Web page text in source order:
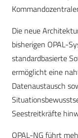
Die neue
bisherigen OPAL-
standardbasierte
ermöglicht eine
Datenaustausch
Seestreitkräfte
OPAL-NG führt